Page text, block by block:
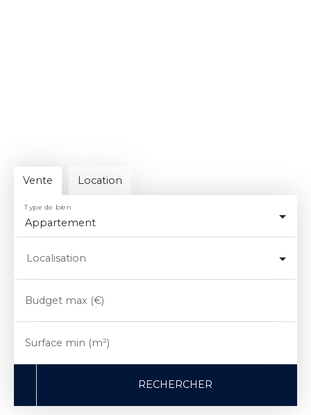
Vente Location
Appartement
Type de bien
Localisation
Budget max (€)
Surface min (m²)
RECHERCHER